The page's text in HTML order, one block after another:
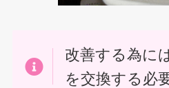
改善する為に
を交換する必